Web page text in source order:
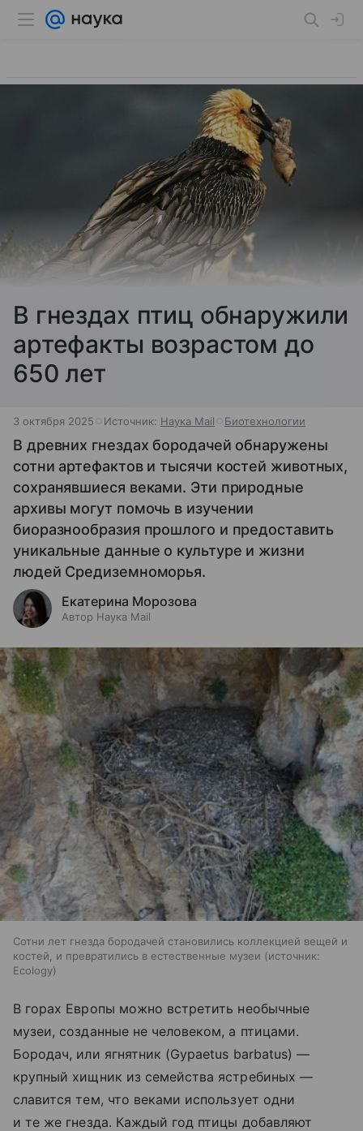
В гнездах птиц обнаружили
артефакты возрастом до
650 лет
3 октября 2025 Источник: Наука Mail Биотехнологии
В древних гнездах бородачей обнаружены
сотни артефактов и тысячи костей животных,
сохранявшиеся веками. Эти природные
архивы могут помочь в изучении
биоразнообразия прошлого и предоставить
уникальные данные о культуре и жизни
людей Средиземноморья.
Екатерина Морозова
Автор Наука Mail
Сотни лет гнезда бородачей становились коллекцией вещей и
костей, и превратились в естественные музеи
источник:
Ecology
В горах Европы можно встретить необычные
музеи, созданные не человеком, а птицами.
Бородач, или ягнятник (Gypaetus barbatus) —
крупный хищник из семейства ястребиных —
славится тем, что веками использует одни
и те же гнезда. Каждый год птицы добавляют